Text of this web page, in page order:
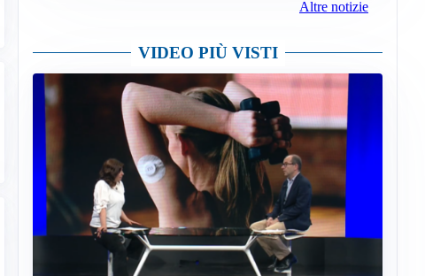
Altre notizie
VIDEO PIÙ VISTI